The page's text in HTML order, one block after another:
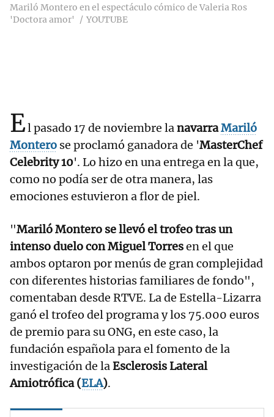
Mariló Montero en el espectáculo cómico de Valeria Ros
'Doctora amor'
YOUTUBE
El pasado 17 de noviembre lanavarraMariló
Montero se proclamó ganadora de 'MasterChef
Celebrity 10'. Lo hizo en una entrega en la que,
como no podía ser de otra manera, las
emociones estuvieron a flor de piel.
"Mariló Montero se llevó el trofeo tras un
intenso duelo con Miguel Torresen el que
ambos optaron por menús de gran complejidad
con diferentes historias familiares de fondo",
comentaban desde RTVE. La de Estella-Lizarra
ganó el trofeo del programa y los 75.000 euros
de premio para su ONG, en este caso, la
fundación española para el fomento de la
investigación de laEsclerosis Lateral
Amiotrófica (ELA).